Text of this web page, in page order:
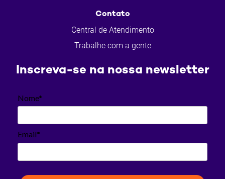
Contato
Central de Atendimento
Trabalhe com a gente
Inscreva-se na nossa newsletter
Nome*
Email*